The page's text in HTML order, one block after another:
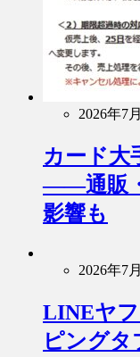
2026年7
カード大
――通販
影響も
2026年7
LINEヤ
ピング